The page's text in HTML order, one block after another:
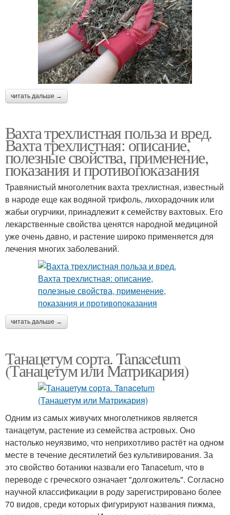
читать дальше →
Вахта трехлистная польза и вред.
Вахта трехлистная: описание,
полезные свойства, применение,
показания и противопоказания
Травянистый многолетник вахта трехлистная, известный
в народе еще как водяной трифоль, лихорадочник или
жабьи огурчики, принадлежит к семейству вахтовых. Его
лекарственные свойства ценятся народной медициной
уже очень давно, и растение широко применяется для
лечения многих заболеваний.
читать дальше →
Танацетум сорта. Tanacetum
(Танацетум или Матрикария)
Одним из самых живучих многолетников является
танацетум, растение из семейства астровых. Оно
настолько неуязвимо, что неприхотливо растёт на одном
месте в течение десятилетий без культивирования. За
это свойство ботаники назвали его Tanacetum, что в
переводе с греческого означает "долгожитель". Согласно
научной классификации в роду зарегистрировано более
70 видов, среди которых фигурируют названия пижма,